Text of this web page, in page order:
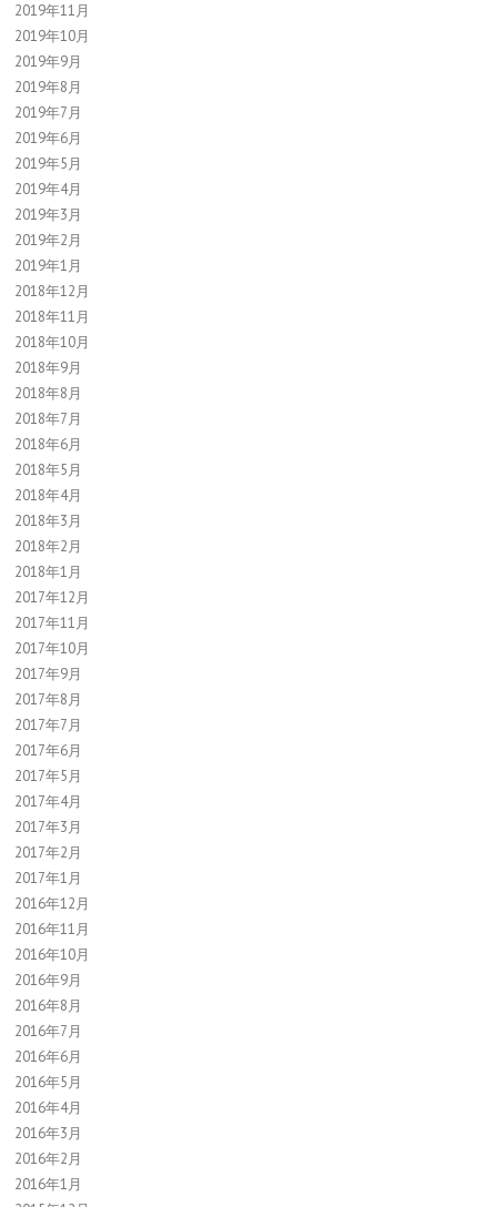
2019年11月
2019年10月
2019年9月
2019年8月
2019年7月
2019年6月
2019年5月
2019年4月
2019年3月
2019年2月
2019年1月
2018年12月
2018年11月
2018年10月
2018年9月
2018年8月
2018年7月
2018年6月
2018年5月
2018年4月
2018年3月
2018年2月
2018年1月
2017年12月
2017年11月
2017年10月
2017年9月
2017年8月
2017年7月
2017年6月
2017年5月
2017年4月
2017年3月
2017年2月
2017年1月
2016年12月
2016年11月
2016年10月
2016年9月
2016年8月
2016年7月
2016年6月
2016年5月
2016年4月
2016年3月
2016年2月
2016年1月